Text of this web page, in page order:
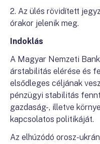
2. Az ülés rövidített
órakor jelenik meg.
Indoklás
A Magyar Nemzeti
árstabilitás elérése és
elsődleges céljának
pénzügyi stabilitás
gazdaság-, illetve
kapcsolatos politikáját.
Az elhúzódó orosz-